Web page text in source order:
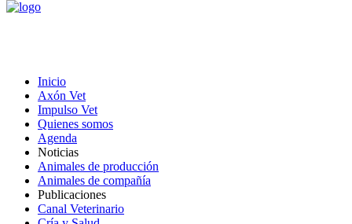
Inicio
Axón Vet
Impulso Vet
Quienes somos
Agenda
Noticias
Animales de producción
Animales de compañía
Publicaciones
Canal Veterinario